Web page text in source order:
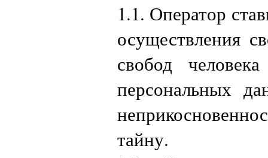
1.1. Оператор
осуществления
свобод
персональных
тайну.